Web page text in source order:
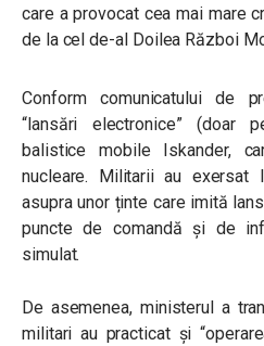
care a provocat cea mai mare
de la cel de-al Doilea Război
Conform comunicatului de
“lansări electronice” (doar
balistice mobile Iskander,
nucleare. Militarii au
asupra unor ținte care imită
puncte de comandă și de
simulat.
De asemenea, ministerul a
militari au practicat și “